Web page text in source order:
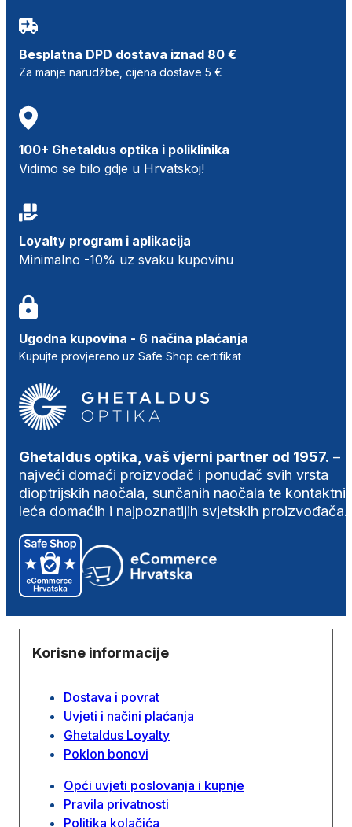
Besplatna DPD dostava iznad 80 €
Za manje narudžbe, cijena dostave 5 €
100+ Ghetaldus optika i poliklinika
Vidimo se bilo gdje u Hrvatskoj!
Loyalty program i aplikacija
Minimalno -10% uz svaku kupovinu
Ugodna kupovina - 6 načina plaćanja
Kupujte provjereno uz Safe Shop certifikat
Ghetaldus optika, vaš vjerni partner od 1957. –
najveći domaći proizvođač i ponuđač svih vrsta
dioptrijskih naočala, sunčanih naočala te
leća domaćih i najpoznatijih svjetskih proizvođača.
Korisne informacije
Dostava i povrat
Uvjeti i načini plaćanja
Ghetaldus Loyalty
Poklon bonovi
Opći uvjeti poslovanja i kupnje
Pravila privatnosti
Politika kolačića